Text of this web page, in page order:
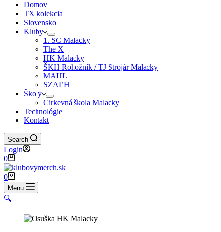
Domov
TX kolekcia
Slovensko
Kluby
1. SC Malacky
The X
HK Malacky
ŠKH Rohožník / TJ Strojár Malacky
MAHL
SZAĽH
Školy
Cirkevná škola Malacky
Technológie
Kontakt
Search
Login
Shopping
cart
0
Shopping
cart
0
Menu
🔍